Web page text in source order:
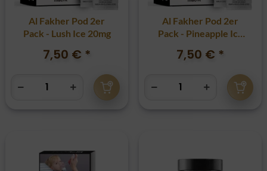
Al Fakher Pod 2er
Pack - Lush Ice 20mg
7,50 € *
Al Fakher Pod 2er
Pack - Pineapple Ice
7,50 € *